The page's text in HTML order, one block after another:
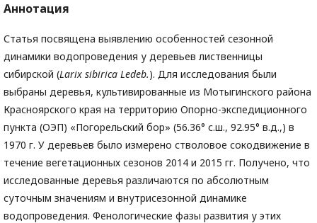
Аннотация
Статья посвящена выявлению особенностей сезонной
динамики водопроведения у деревьев лиственницы
сибирской (Larix sibirica Ledeb.). Для исследования были
выбраны деревья, культивированные из Мотыгинского района
Красноярского края на территорию Опорно-экспедиционного
пункта (ОЭП) «Погорельский бор» (56.36° с.ш., 92.95° в.д.,) в
1970 г. У деревьев было измерено стволовое сокодвижение в
течение вегетационных сезонов 2014 и 2015 гг. Получено, что
исследованные деревья различаются по абсолютным
суточным значениям и внутрисезонной динамике
водопроведения. Фенологические фазы развития у этих